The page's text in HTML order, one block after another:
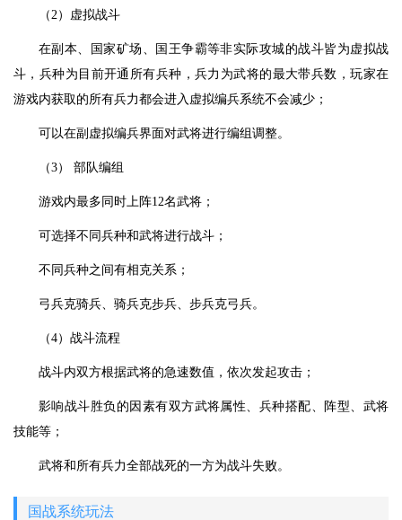
（2）虚拟战斗
在副本、国家矿场、国王争霸等非实际攻城的战斗皆为虚拟战
斗，兵种为目前开通所有兵种，兵力为武将的最大带兵数，玩家在
游戏内获取的所有兵力都会进入虚拟编兵系统不会减少；
可以在副虚拟编兵界面对武将进行编组调整。
（3） 部队编组
游戏内最多同时上阵12名武将；
可选择不同兵种和武将进行战斗；
不同兵种之间有相克关系；
弓兵克骑兵、骑兵克步兵、步兵克弓兵。
（4）战斗流程
战斗内双方根据武将的急速数值，依次发起攻击；
影响战斗胜负的因素有双方武将属性、兵种搭配、阵型、武将
技能等；
武将和所有兵力全部战死的一方为战斗失败。
国战系统玩法